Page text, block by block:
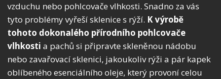
vzduchu nebo pohlcovače vlhkosti. Snadno za vás
tyto problémy vyřeší sklenice s rýží. K výrobě
tohoto dokonalého přírodního pohlcovače
vlhkosti a pachů si připravte skleněnou nádobu
nebo zavařovací sklenici, jakoukoliv rýži a pár kapek
oblíbeného esenciálního oleje, který provoní celou